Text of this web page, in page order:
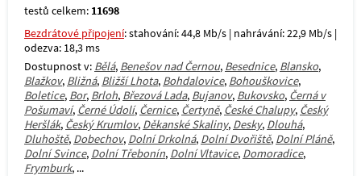
testů celkem: 11698
Bezdrátové připojení: stahování: 44,8 Mb/s | nahrávání: 22,9 Mb/s |
odezva: 18,3 ms
Dostupnost v: Bělá, Benešov nad Černou, Besednice, Blansko,
Blažkov, Bližná, Bližší Lhota, Bohdalovice, Bohouškovice,
Boletice, Bor, Brloh, Březová Lada, Bujanov, Bukovsko, Černá v
Pošumaví, Černé Údolí, Černice, Čertyně, České Chalupy, Český
Heršlák, Český Krumlov, Děkanské Skaliny, Desky, Dlouhá,
Dluhoště, Dobechov, Dolní Drkolná, Dolní Dvořiště, Dolní Pláně,
Dolní Svince, Dolní Třebonín, Dolní Vltavice, Domoradice,
Frymburk, ...